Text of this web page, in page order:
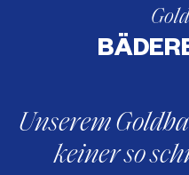
Unserem
keiner so